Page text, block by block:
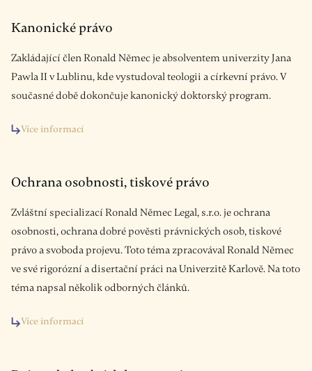
Kanonické právo
Zakládající člen Ronald Němec je absolventem univerzity Jana
Pawla II v Lublinu, kde vystudoval teologii a církevní právo. V
současné době dokončuje kanonický doktorský program.
Více informací
Ochrana osobnosti, tiskové právo
Zvláštní specializací Ronald Němec Legal, s.r.o. je ochrana
osobnosti, ochrana dobré pověsti právnických osob, tiskové
právo a svoboda projevu. Toto téma zpracovával Ronald Němec
ve své rigorózní a disertační práci na Univerzitě Karlově. Na toto
téma napsal několik odborných článků.
Více informací